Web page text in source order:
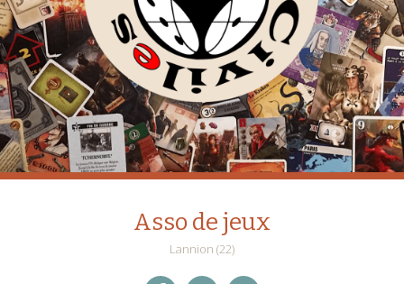
Asso de jeux
Lannion (22)